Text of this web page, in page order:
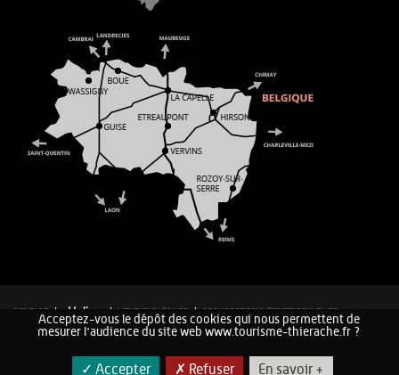
CONTACT MENTIONS LÉGALES
COOKIES ET DONNÉES PERSONNELLES
PLAN DU SITE
Acceptez-vous le dépôt des cookies qui nous permettent de
mesurer l'audience du site web www.tourisme-thierache.fr ?
✓ Accepter ✗ Refuser En savoir +